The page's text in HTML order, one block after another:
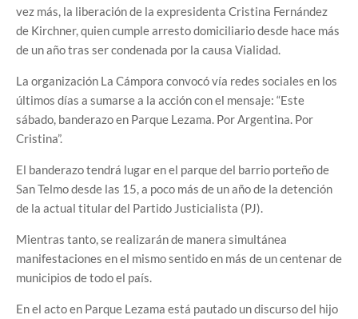
vez más, la liberación de la expresidenta Cristina Fernández
de Kirchner, quien cumple arresto domiciliario desde hace más
de un año tras ser condenada por la causa Vialidad.
La organización La Cámpora convocó vía redes sociales en los
últimos días a sumarse a la acción con el mensaje: “Este
sábado, banderazo en Parque Lezama. Por Argentina. Por
Cristina”.
El banderazo tendrá lugar en el parque del barrio porteño de
San Telmo desde las 15, a poco más de un año de la detención
de la actual titular del Partido Justicialista (PJ).
Mientras tanto, se realizarán de manera simultánea
manifestaciones en el mismo sentido en más de un centenar de
municipios de todo el país.
En el acto en Parque Lezama está pautado un discurso del hijo